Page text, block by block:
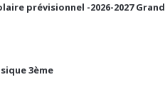
prévisionnel -2026-2027 Grand
3ème